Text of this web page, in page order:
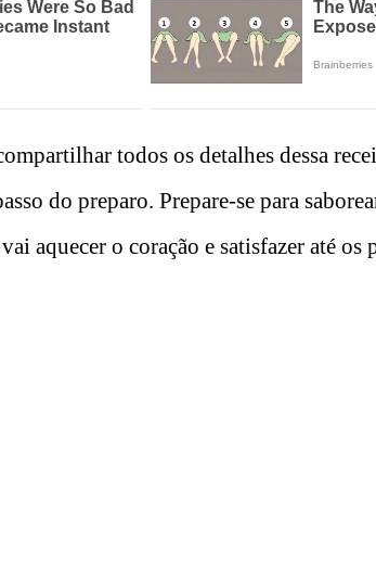
todos os detalhes dessa
do preparo. Prepare-se para
aquecer o coração e satisfazer até os